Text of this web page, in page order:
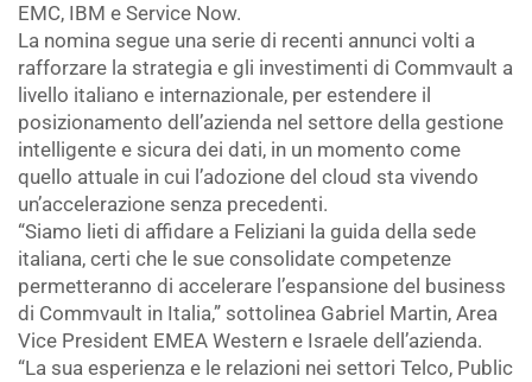
EMC, IBM e Service Now.
La nomina segue una serie di recenti annunci volti a
rafforzare la strategia e gli investimenti di Commvault a
livello italiano e internazionale, per estendere il
posizionamento dell’azienda nel settore della gestione
intelligente e sicura dei dati, in un momento come
quello attuale in cui l’adozione del cloud sta vivendo
un’accelerazione senza precedenti.
“Siamo lieti di affidare a Feliziani la guida della sede
italiana, certi che le sue consolidate competenze
permetteranno di accelerare l’espansione del business
di Commvault in Italia,” sottolinea Gabriel Martin, Area
Vice President EMEA Western e Israele dell’azienda.
“La sua esperienza e le relazioni nei settori Telco, Public